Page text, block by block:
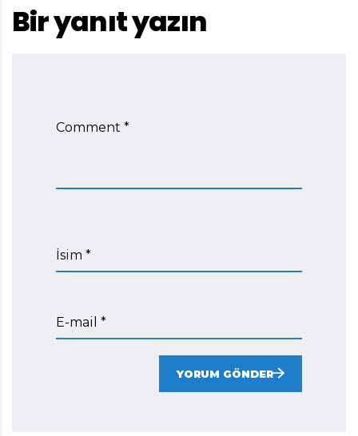
Bir yanıt yazın
Comment *
İsim *
E-mail *
YORUM GÖNDER